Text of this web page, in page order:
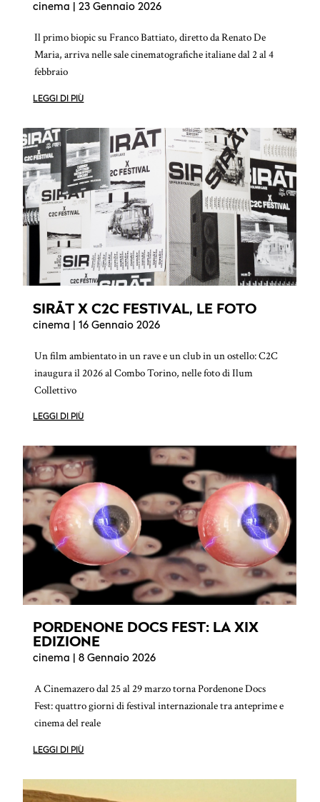
cinema | 23 Gennaio 2026
Il primo biopic su Franco Battiato, diretto da Renato De
Maria, arriva nelle sale cinematografiche italiane dal 2 al 4
febbraio
LEGGI DI PIÙ
SIRĀT X C2C FESTIVAL, LE FOTO
cinema | 16 Gennaio 2026
Un film ambientato in un rave e un club in un ostello: C2C
inaugura il 2026 al Combo Torino, nelle foto di Ilum
Collettivo
LEGGI DI PIÙ
PORDENONE DOCS FEST: LA XIX
EDIZIONE
cinema | 8 Gennaio 2026
A Cinemazero dal 25 al 29 marzo torna Pordenone Docs
Fest: quattro giorni di festival internazionale tra anteprime e
cinema del reale
LEGGI DI PIÙ